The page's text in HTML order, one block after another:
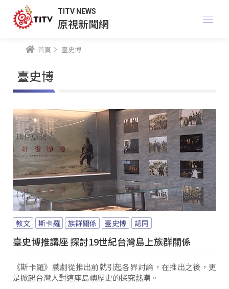
TITV NEWS
原視新聞網
首頁 臺史博
臺史博
教文 斯卡羅 族群關係 臺史博 認同
臺史博推講座 探討19世紀台灣島上族群關係
《斯卡羅》戲劇從推出前就引起各界討論，在推出之後，更
是掀起台灣人對這座島嶼歷史的探究熱潮。